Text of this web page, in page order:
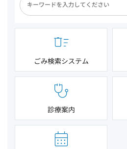
ごみ検索システム
診療案内